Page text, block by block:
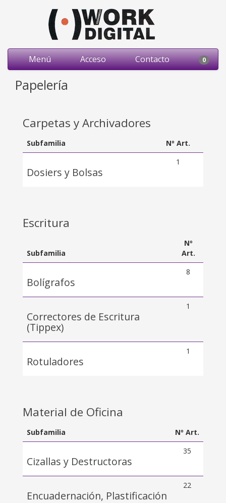
Menú Acceso Contacto 0
Papelería
Carpetas y Archivadores
Subfamilia Nº Art.
Dosiers y Bolsas
1
Escritura
Subfamilia
Nº
Art.
Bolígrafos
8
Correctores de Escritura
(Tippex)
1
Rotuladores
1
Material de Oficina
Subfamilia Nº Art.
Cizallas y Destructoras
35
Encuadernación, Plastificación
22